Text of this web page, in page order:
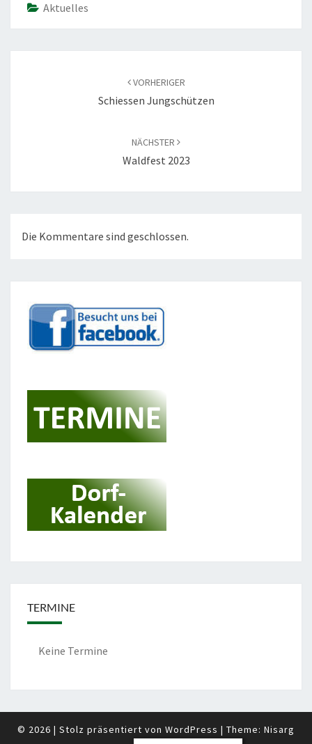
Aktuelles
VORHERIGER
Schiessen Jungschützen
NÄCHSTER
Waldfest 2023
Die Kommentare sind geschlossen.
TERMINE
Keine Termine
© 2026 | Stolz präsentiert von WordPress | Theme: Nisarg